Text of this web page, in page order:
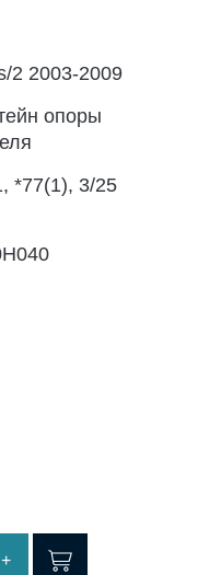
2 2003-2009
опоры
*77(1), 3/25
+